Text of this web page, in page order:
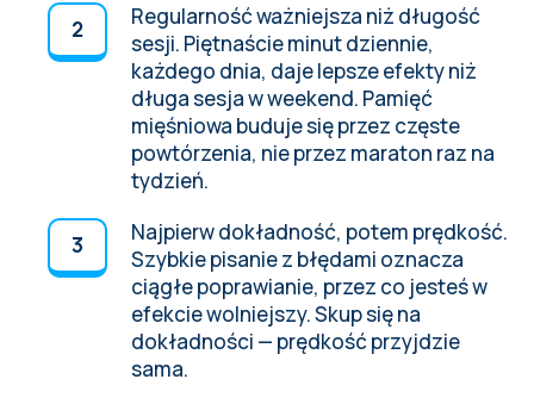
Regularność ważniejsza niż długość
sesji. Piętnaście minut dziennie,
każdego dnia, daje lepsze efekty niż
długa sesja w weekend. Pamięć
mięśniowa buduje się przez częste
powtórzenia, nie przez maraton raz na
tydzień.
Najpierw dokładność, potem prędkość.
Szybkie pisanie z błędami oznacza
ciągłe poprawianie, przez co jesteś w
efekcie wolniejszy. Skup się na
dokładności — prędkość przyjdzie
sama.